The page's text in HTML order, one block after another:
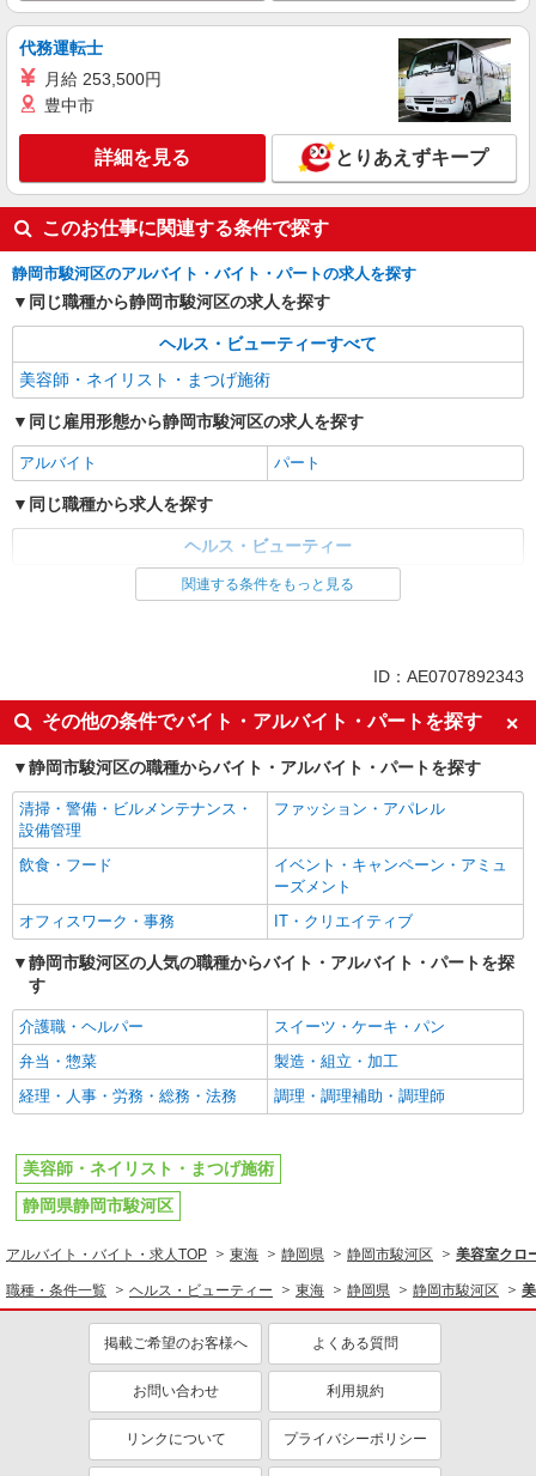
代務運転士
月給 253,500円
豊中市
詳細を見る とりあえずキープ
このお仕事に関連する条件で探す
静岡市駿河区のアルバイト・バイト・パートの求人を探す
同じ職種から静岡市駿河区の求人を探す
ヘルス・ビューティーすべて
美容師・ネイリスト・まつげ施術
同じ雇用形態から静岡市駿河区の求人を探す
アルバイト パート
同じ職種から求人を探す
ヘルス・ビューティー
関連する条件をもっと見る
ID：AE0707892343
その他の条件でバイト・アルバイト・パートを探す
静岡市駿河区の職種からバイト・アルバイト・パートを探す
清掃・警備・ビルメンテナンス・
設備管理
ファッション・アパレル
飲食・フード
イベント・キャンペーン・アミュ
ーズメント
オフィスワーク・事務
IT・クリエイティブ
静岡市駿河区の人気の職種からバイト・アルバイト・パートを探
す
介護職・ヘルパー
スイーツ・ケーキ・パン
弁当・惣菜
製造・組立・加工
経理・人事・労務・総務・法務
調理・調理補助・調理師
美容師・ネイリスト・まつげ施術
静岡県静岡市駿河区
アルバイト・バイト・求人TOP 東海 静岡県 静岡市駿河区 美容室クロ
職種・条件一覧 ヘルス・ビューティー 東海 静岡県 静岡市駿河区
掲載ご希望のお客様へ よくある質問
お問い合わせ 利用規約
リンクについて プライバシーポリシー